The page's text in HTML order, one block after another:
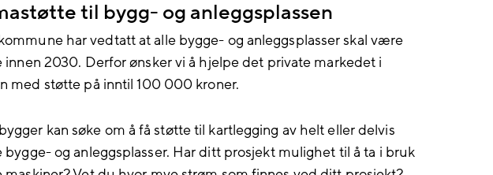
til bygg- og anleggsplassen
har vedtatt at alle bygge- og anleggsplasser skal være
innen 2030. Derfor ønsker vi å hjelpe det private markedet i
med støtte på inntil 100 000 kroner.
kan søke om å få støtte til kartlegging av helt eller delvis
bygge- og anleggsplasser. Har ditt prosjekt mulighet til å ta i bruk